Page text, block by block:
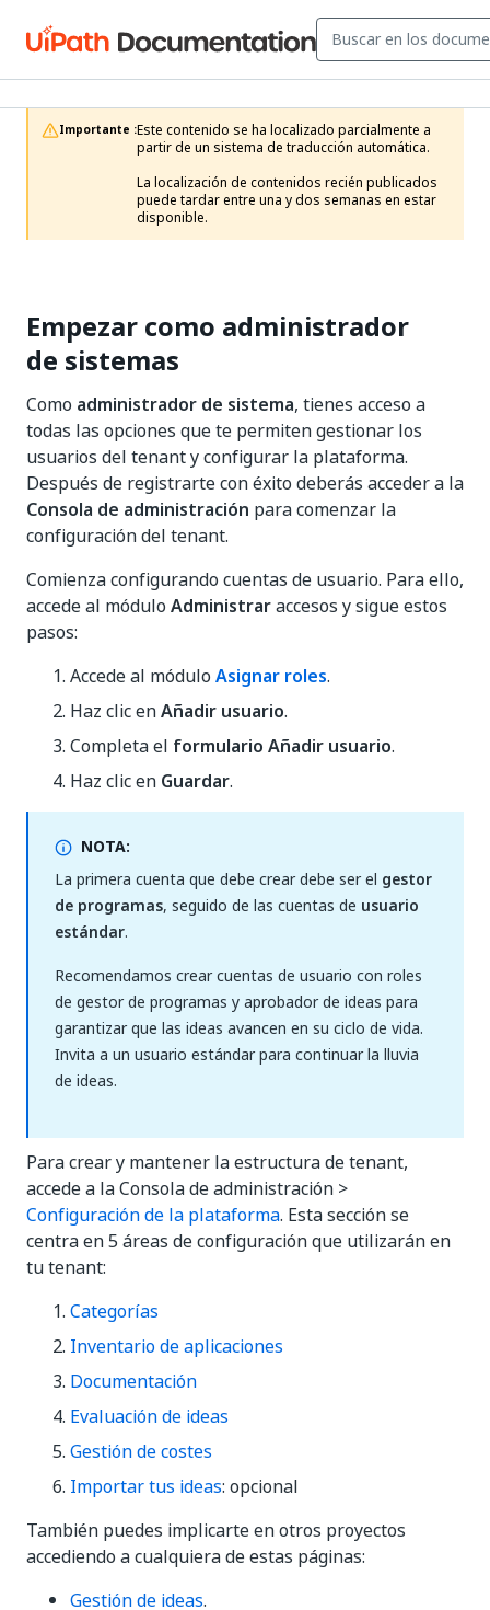
Importante :Este contenido se ha localizado parcialmente a
partir de un sistema de traducción automática.
La localización de contenidos recién publicados
puede tardar entre una y dos semanas en estar
disponible.
Empezar como administrador
de sistemas
Como administrador de sistema, tienes acceso a
todas las opciones que te permiten gestionar los
usuarios del tenant y configurar la plataforma.
Después de registrarte con éxito deberás acceder a la
Consola de administración para comenzar la
configuración del tenant.
Comienza configurando cuentas de usuario. Para ello,
accede al módulo Administraraccesos y sigue estos
pasos:
Accede al módulo Asignar roles.
Haz clic enAñadir usuario.
Completa el formulario Añadir usuario.
Haz clic en Guardar.
NOTA:
La primera cuenta que debe crear debe ser el gestor
de programas, seguido de las cuentas de usuario
estándar.
Recomendamos crear cuentas de usuario con roles
de gestor de programas y aprobador de ideas para
garantizar que las ideas avancen en su ciclo de vida.
Invita a un usuario estándar para continuar la lluvia
de ideas.
Para crear y mantener la estructura de tenant,
accede a la Consola de administración >
Configuración de la plataforma. Esta sección se
centra en 5 áreas de configuración que utilizarán en
tu tenant:
Categorías
Inventario de aplicaciones
Documentación
Evaluación de ideas
Gestión de costes
Importar tus ideas: opcional
También puedes implicarte en otros proyectos
accediendo a cualquiera de estas páginas:
Gestión de ideas.